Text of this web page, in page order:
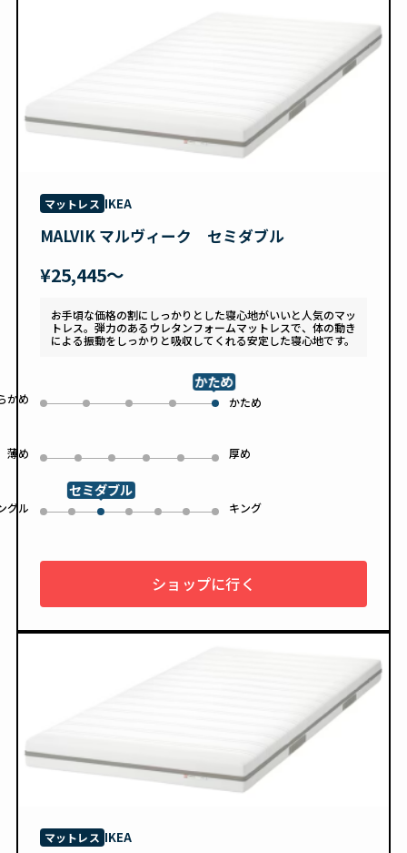
マットレス IKEA
MALVIK マルヴィーク セミダブル
¥25,445〜
お手頃な価格の割にしっかりとした寝心地がいいと人気のマッ
トレス。弾力のあるウレタンフォームマットレスで、体の動き
による振動をしっかりと吸収してくれる安定した寝心地です。
かめ 0 1 2 3 かため
4
かため
薄め 0 1 2 3 4 厚め
5
グル 0 1 2
セミダブル
3 4 5 キング
6
ショップに行く
マットレス IKEA